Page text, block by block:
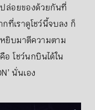
ปล่อยของด้วยกันที่
ที่เราดูโชว์นี้จบลง ก็
ยิบมาตีความตาม
โชว์นกบินได้ใน
นั่นเอง